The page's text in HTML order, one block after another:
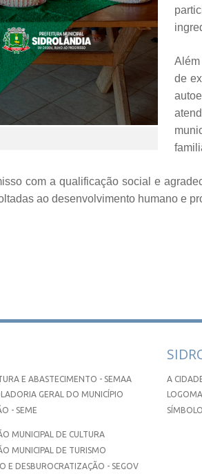
de
com a qualificação social e
ao desenvolvimento humano e
E ABASTECIMENTO - SEMAA
GERAL DO MUNICÍPIO
- SEME
MUNICIPAL DE CULTURA
MUNICIPAL DE TURISMO
E DESBUROCRATIZAÇÃO - SEGOV
A